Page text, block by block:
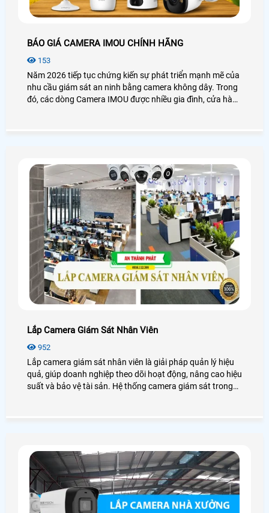
BÁO GIÁ CAMERA IMOU CHÍNH HÃNG
153
Năm 2026 tiếp tục chứng kiến sự phát triển mạnh mẽ của
nhu cầu giám sát an ninh bằng camera không dây. Trong
đó, các dòng Camera IMOU được nhiều gia đình, cửa hàng
Lắp Camera Giám Sát Nhân Viên
952
Lắp camera giám sát nhân viên là giải pháp quản lý hiệu
quả, giúp doanh nghiệp theo dõi hoạt động, nâng cao hiệu
suất và bảo vệ tài sản. Hệ thống camera giám sát trong